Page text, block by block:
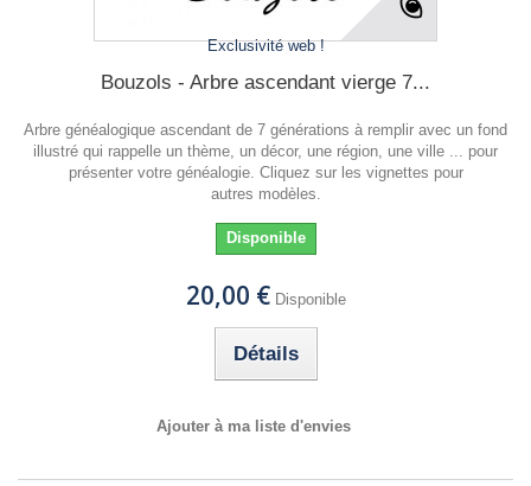
Exclusivité web !
Bouzols - Arbre ascendant vierge 7...
Arbre généalogique ascendant de 7 générations à remplir avec un fond
illustré qui rappelle un thème, un décor, une région, une ville ... pour
présenter votre généalogie. Cliquez sur les vignettes pour
autres modèles.
Disponible
20,00 € Disponible
Détails
Ajouter à ma liste d'envies